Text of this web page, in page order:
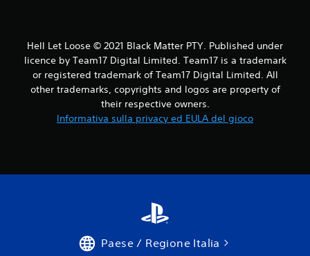
Hell Let Loose © 2021 Black Matter PTY. Published under
licence by Team17 Digital Limited. Team17 is a trademark
or registered trademark of Team17 Digital Limited. All
other trademarks, copyrights and logos are property of
their respective owners.
Informativa sulla privacy ed EULA del gioco
Paese / Regione Italia